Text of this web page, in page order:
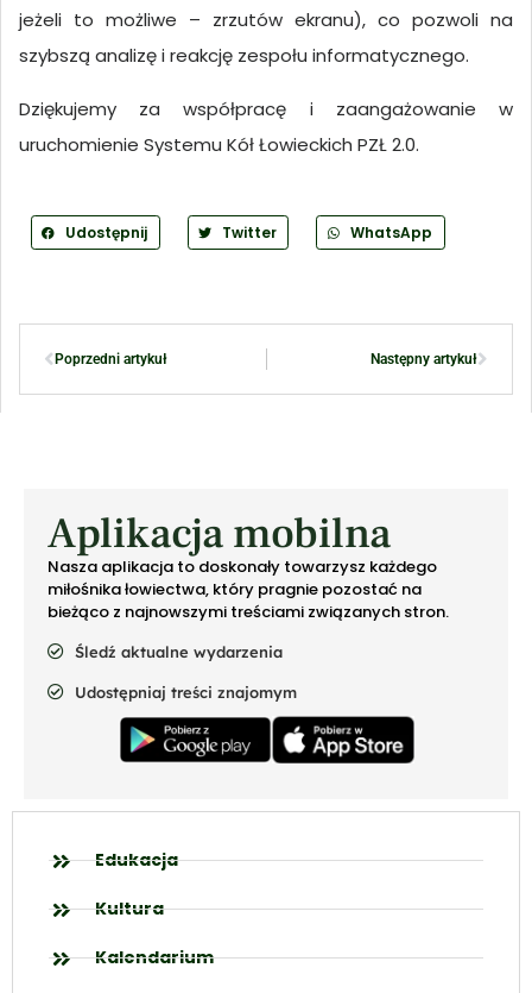
jeżeli to możliwe – zrzutów ekranu), co pozwoli na
szybszą analizę i reakcję zespołu informatycznego.
Dziękujemy za współpracę i zaangażowanie w
uruchomienie Systemu Kół Łowieckich PZŁ 2.0.
Udostępnij Twitter WhatsApp
Poprzedni artykuł Następny artykuł
Aplikacja mobilna
Nasza aplikacja to doskonały towarzysz każdego
miłośnika łowiectwa, który pragnie pozostać na
bieżąco z najnowszymi treściami związanych stron.
Śledź aktualne wydarzenia
Udostępniaj treści znajomym
Edukacja
Kultura
Kalendarium